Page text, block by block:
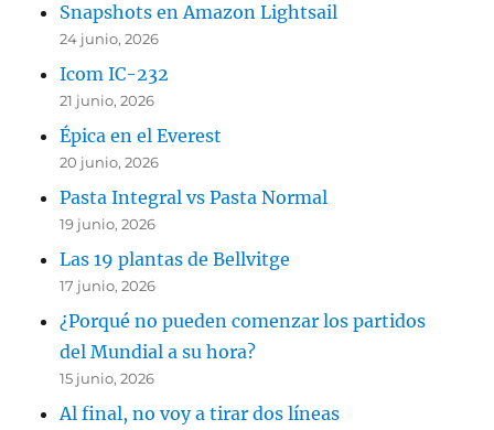
Snapshots en Amazon Lightsail
24 junio, 2026
Icom IC-232
21 junio, 2026
Épica en el Everest
20 junio, 2026
Pasta Integral vs Pasta Normal
19 junio, 2026
Las 19 plantas de Bellvitge
17 junio, 2026
¿Porqué no pueden comenzar los partidos
del Mundial a su hora?
15 junio, 2026
Al final, no voy a tirar dos líneas